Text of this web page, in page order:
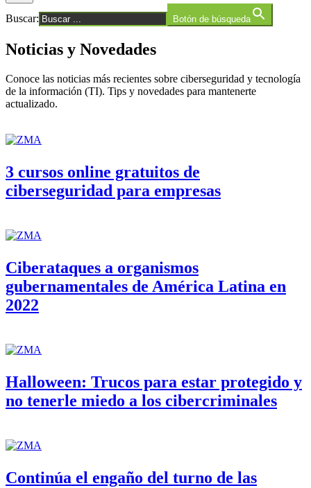
Buscar: Botón de búsqueda
Noticias y Novedades
Conoce las noticias más recientes sobre ciberseguridad y tecnología
de la información (TI). Tips y novedades para mantenerte
actualizado.
3 cursos online gratuitos de
ciberseguridad para empresas
Ciberataques a organismos
gubernamentales de América Latina en
2022
Halloween: Trucos para estar protegido y
no tenerle miedo a los cibercriminales
Continúa el engaño del turno de las